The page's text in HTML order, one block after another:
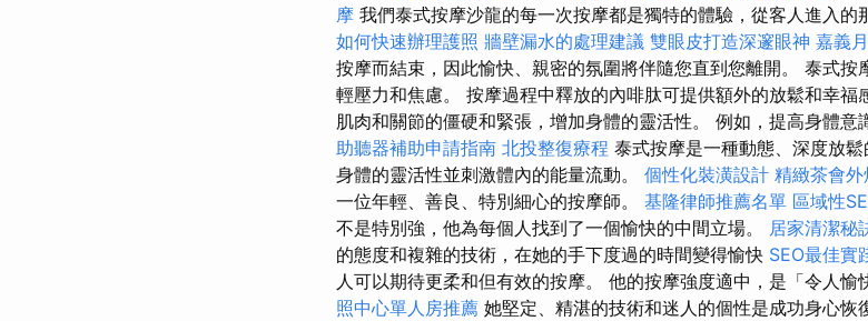
摩 我們泰式按摩沙龍的每一次按摩都是獨特的體驗，從客人進入的
如何快速辦理護照 牆壁漏水的處理建議 雙眼皮打造深邃眼神 嘉義
按摩而結束，因此愉快、親密的氛圍將伴隨您直到您離開。 泰式
輕壓力和焦慮。 按摩過程中釋放的內啡肽可提供額外的放鬆和幸
肌肉和關節的僵硬和緊張，增加身體的靈活性。 例如，提高身體意
助聽器補助申請指南 北投整復療程 泰式按摩是一種動態、深度放
身體的靈活性並刺激體內的能量流動。 個性化裝潢設計 精緻茶會外
一位年輕、善良、特別細心的按摩師。 基隆律師推薦名單 區域性
不是特別強，他為每個人找到了一個愉快的中間立場。 居家清潔秘
的態度和複雜的技術，在她的手下度過的時間變得愉快 SEO最佳實
人可以期待更柔和但有效的按摩。 他的按摩強度適中，是「令人愉
照中心單人房推薦 她堅定、精湛的技術和迷人的個性是成功身心恢